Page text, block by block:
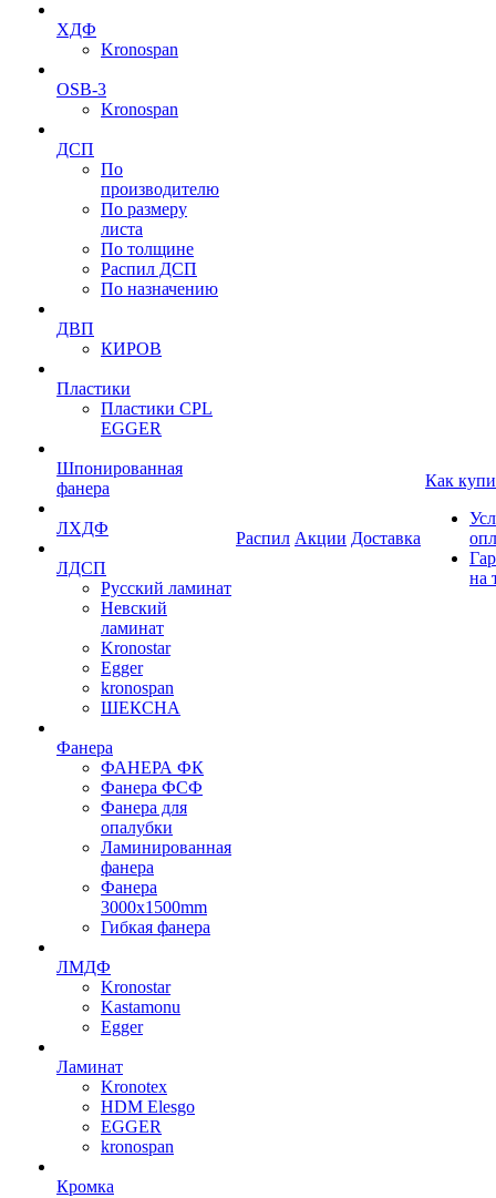
ХДФ
Kronospan
OSB-3
Kronospan
ДСП
По
производителю
По размеру
листа
По толщине
Распил ДСП
По назначению
ДВП
КИРОВ
Пластики
Пластики CPL
EGGER
Шпонированная
фанера
ЛХДФ
ЛДСП
Русский ламинат
Невский
ламинат
Kronostar
Egger
kronospan
ШЕКСНА
Фанера
ФАНЕРА ФК
Фанера ФСФ
Фанера для
опалубки
Ламинированная
фанера
Фанера
3000х1500mm
Гибкая фанера
ЛМДФ
Kronostar
Kastamonu
Egger
Ламинат
Kronotex
HDM Elesgo
EGGER
kronospan
Кромка
Распил Акции Доставка
Как
на